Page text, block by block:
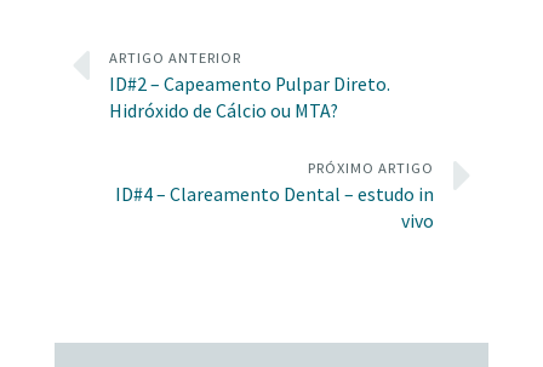
ARTIGO ANTERIOR
ID#2 – Capeamento Pulpar Direto.
Hidróxido de Cálcio ou MTA?
PRÓXIMO ARTIGO
ID#4 – Clareamento Dental – estudo in
vivo